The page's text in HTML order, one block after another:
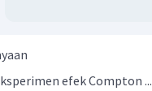
efek Compton ...